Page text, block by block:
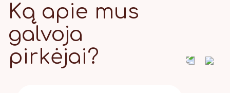
Ką apie mus
galvoja
pirkėjai?